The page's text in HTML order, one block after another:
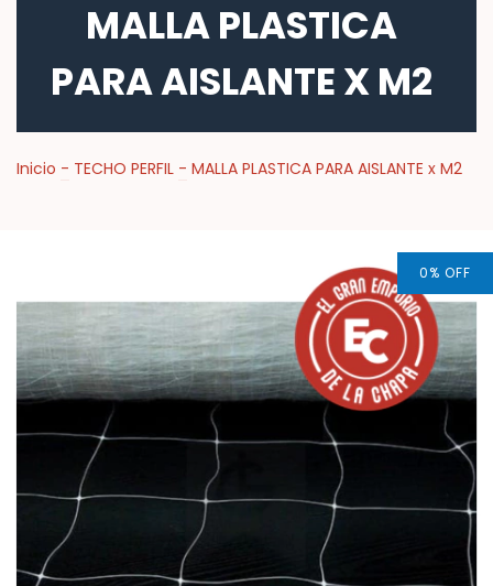
MALLA PLASTICA
PARA AISLANTE X M2
Inicio - TECHO PERFIL - MALLA PLASTICA PARA AISLANTE x M2
0% OFF